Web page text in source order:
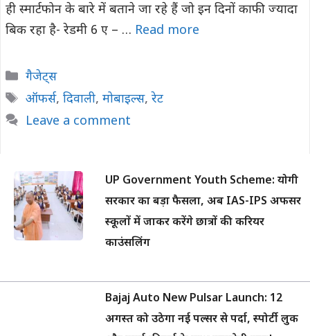
ही स्मार्टफोन के बारे में बताने जा रहे हैं जो इन दिनों काफी ज्यादा
बिक रहा है- रेडमी 6 ए – … Read more
Categories
गैजेट्स
Tags
ऑफर्स, दिवाली, मोबाइल्स, रेट
Leave a comment
UP Government Youth Scheme: योगी
सरकार का बड़ा फैसला, अब IAS-IPS अफसर
स्कूलों में जाकर करेंगे छात्रों की करियर
काउंसलिंग
Bajaj Auto New Pulsar Launch: 12
अगस्त को उठेगा नई पल्सर से पर्दा, स्पोर्टी लुक